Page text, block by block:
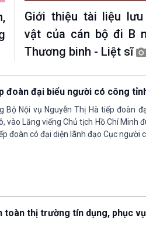
Giới thiệu tài liệu
vật của cán bộ đi B
Thương binh - Liệt sĩ
đoàn đại biểu người có công
Nội vụ Nguyễn Thị Hà tiếp đoàn
Lăng viếng Chủ tịch Hồ Chí Minh
đoàn có đại diện lãnh đạo Cục người
toàn thị trường tín dụng, phục